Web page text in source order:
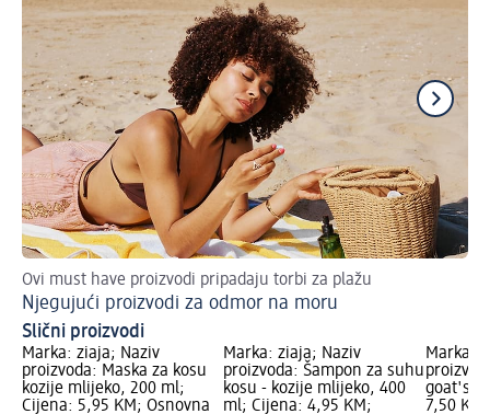
Ovi must have proizvodi pripadaju torbi za plažu
Njegujući proizvodi za odmor na moru
Slični proizvodi
Marka: ziaja; Naziv
proizvoda: Maska za kosu
kozije mlijeko, 200 ml;
Cijena: 5,95 KM; Osnovna
Marka: ziaja; Naziv
proizvoda: Šampon za suhu
kosu - kozije mlijeko, 400
ml; Cijena: 4,95 KM;
Marka:
goat's
7,50